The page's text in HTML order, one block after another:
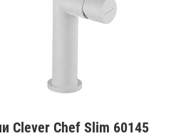
Clever Chef Slim 60145